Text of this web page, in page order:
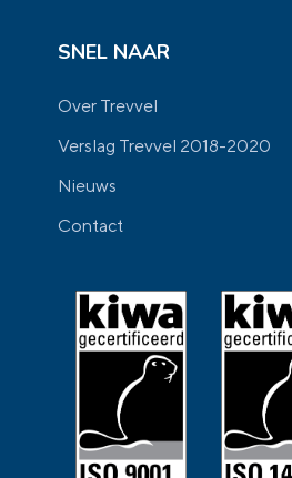
SNEL NAAR
Over Trevvel
Verslag Trevvel 2018-2020
Nieuws
Contact